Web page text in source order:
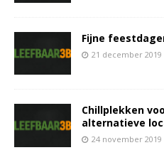
Fijne
21 december 2019
Chillplekken
alternatieve
24 november 2019